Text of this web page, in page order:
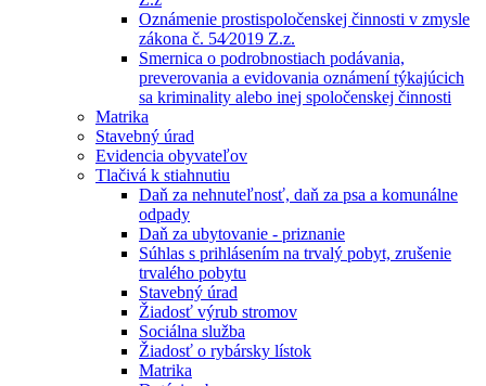
Oznámenie prostispoločenskej činnosti v zmysle
zákona č. 54⁄2019 Z.z.
Smernica o podrobnostiach podávania,
preverovania a evidovania oznámení týkajúcich
sa kriminality alebo inej spoločenskej činnosti
Matrika
Stavebný úrad
Evidencia obyvateľov
Tlačivá k stiahnutiu
Daň za nehnuteľnosť, daň za psa a komunálne
odpady
Daň za ubytovanie - priznanie
Súhlas s prihlásením na trvalý pobyt, zrušenie
trvalého pobytu
Stavebný úrad
Žiadosť výrub stromov
Sociálna služba
Žiadosť o rybársky lístok
Matrika